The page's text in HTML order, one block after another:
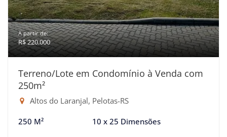
A partir de:
R$ 220.000
Terreno/Lote em Condomínio à Venda com
250m²
Altos do Laranjal, Pelotas-RS
250 M² 10 x 25 Dimensões